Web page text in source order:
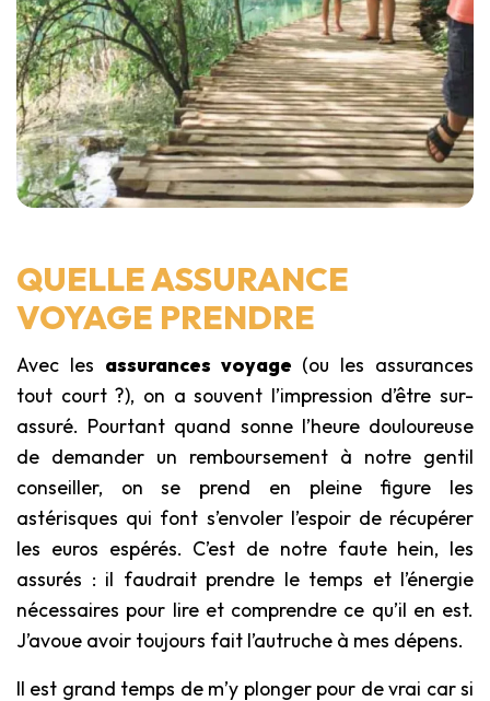
QUELLE ASSURANCE
VOYAGE PRENDRE
Avec les assurances voyage (ou les assurances
tout court ?), on a souvent l’impression d’être sur-
assuré. Pourtant quand sonne l’heure douloureuse
de demander un remboursement à notre gentil
conseiller, on se prend en pleine figure les
astérisques qui font s’envoler l’espoir de récupérer
les euros espérés. C’est de notre faute hein, les
assurés : il faudrait prendre le temps et l’énergie
nécessaires pour lire et comprendre ce qu’il en est.
J’avoue avoir toujours fait l’autruche à mes dépens.
Il est grand temps de m’y plonger pour de vrai car si